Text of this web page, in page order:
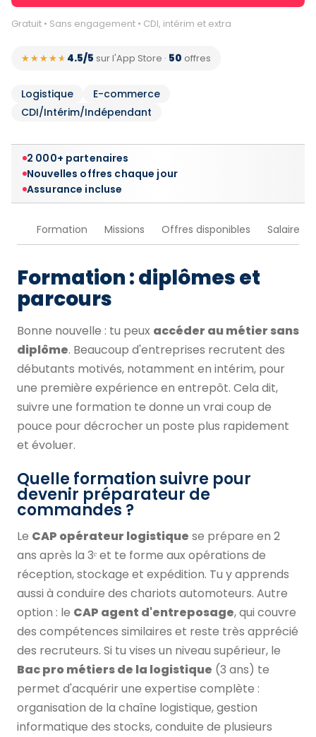
Gratuit • Sans engagement • CDI, intérim et extra
★★★★★
★★★★★ 4.5/5 sur l'App Store · 50 offres
Logistique
E-commerce
CDI/Intérim/Indépendant
2 000+ partenaires
Nouvelles offres chaque jour
Assurance incluse
Formation Missions Offres disponibles Salaire
Formation : diplômes et
parcours
Bonne nouvelle : tu peux accéder au métier sans
diplôme. Beaucoup d'entreprises recrutent des
débutants motivés, notamment en intérim, pour
une première expérience en entrepôt. Cela dit,
suivre une formation te donne un vrai coup de
pouce pour décrocher un poste plus rapidement
et évoluer.
Quelle formation suivre pour
devenir préparateur de
commandes ?
Le CAP opérateur logistique se prépare en 2
ans après la 3ᵉ et te forme aux opérations de
réception, stockage et expédition. Tu y apprends
aussi à conduire des chariots automoteurs. Autre
option : le CAP agent d'entreposage, qui couvre
des compétences similaires et reste très apprécié
des recruteurs. Si tu vises un niveau supérieur, le
Bac pro métiers de la logistique (3 ans) te
permet d'acquérir une expertise complète :
organisation de la chaîne logistique, gestion
informatique des stocks, conduite de plusieurs